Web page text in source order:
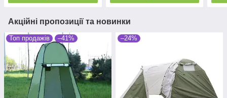
Акційні пропозиції та новинки
Топ продажів –41% –24%